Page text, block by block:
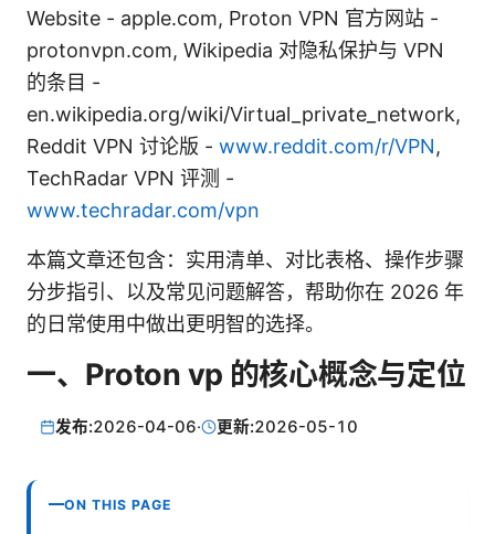
Website - apple.com, Proton VPN 官方网站 -
protonvpn.com, Wikipedia 对隐私保护与 VPN
的条目 -
en.wikipedia.org/wiki/Virtual_private_network,
Reddit VPN 讨论版 - www.reddit.com/r/VPN,
TechRadar VPN 评测 -
www.techradar.com/vpn
本篇文章还包含：实用清单、对比表格、操作步骤
分步指引、以及常见问题解答，帮助你在 2026 年
的日常使用中做出更明智的选择。
一、Proton vp 的核心概念与定位
发布:2026-04-06· 更新:2026-05-10
ON THIS PAGE